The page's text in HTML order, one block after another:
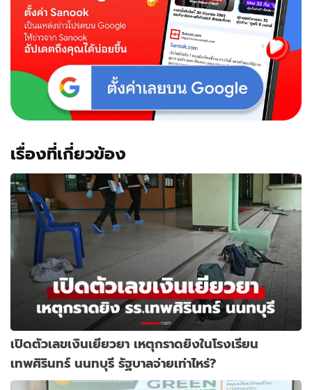
เรื่องที่เกี่ยวข้อง
เปิดตัวเลขเงินเยียวยา เหตุกราดยิงในโรงเรียน
เทพศิรินทร์ นนทบุรี รัฐบาลจ่ายเท่าไหร่?